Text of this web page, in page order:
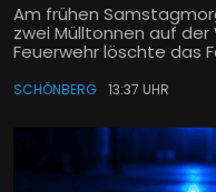
Am frühen
zwei Mülltonnen auf
Feuerwehr löschte das
SCHÖNBERG 13:37 UHR